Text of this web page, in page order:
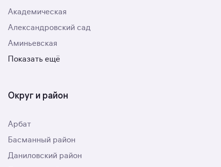
Академическая
Александровский сад
Аминьевская
Показать ещё
Округ и район
Арбат
Басманный район
Даниловский район